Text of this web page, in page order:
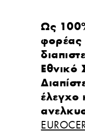
Ως
φορέας
Εθνικό
έλεγχο